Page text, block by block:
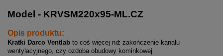
Model - KRVSM220x95-ML.CZ
Opis produktu:
Kratki Darco Ventlab to coś więcej niż zakończenie kanału
wentylacyjnego, czy ozdoba obudowy kominkowej